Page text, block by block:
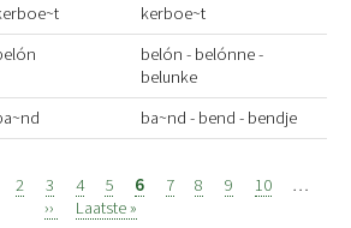
kerboe~t
belón - belónne -
belunke
ba~nd - bend - bendje
Page
2 Page
3 Page
4 Page
5 Page
6 Page
7 Page
8 Page
9 Page
10
…
Volgende
››
Laatste
Laatste »